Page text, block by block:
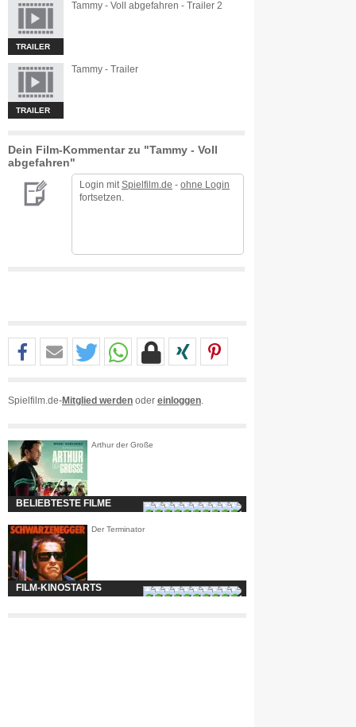
TRAILER
Tammy - Voll abgefahren - Trailer 2
TRAILER
Tammy - Trailer
Dein Film-Kommentar zu "Tammy - Voll
abgefahren"
Login mit Spielfilm.de - ohne Login
fortsetzen.
Spielfilm.de-Mitglied werden oder einloggen
Arthur der Große
BELIEBTESTE FILME
Der Terminator
FILM-KINOSTARTS